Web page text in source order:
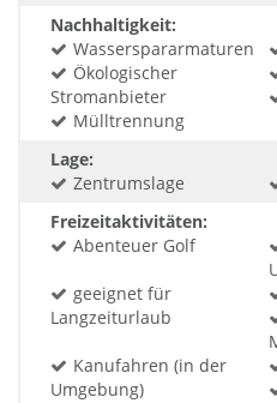
Nachhaltigkeit:
Wasserspararmaturen
Ökologischer
Stromanbieter
Mülltrennung
Lage:
Zentrumslage
Freizeitaktivitäten:
Abenteuer Golf
geeignet für
Langzeiturlaub
Kanufahren (in der
Umgebung)